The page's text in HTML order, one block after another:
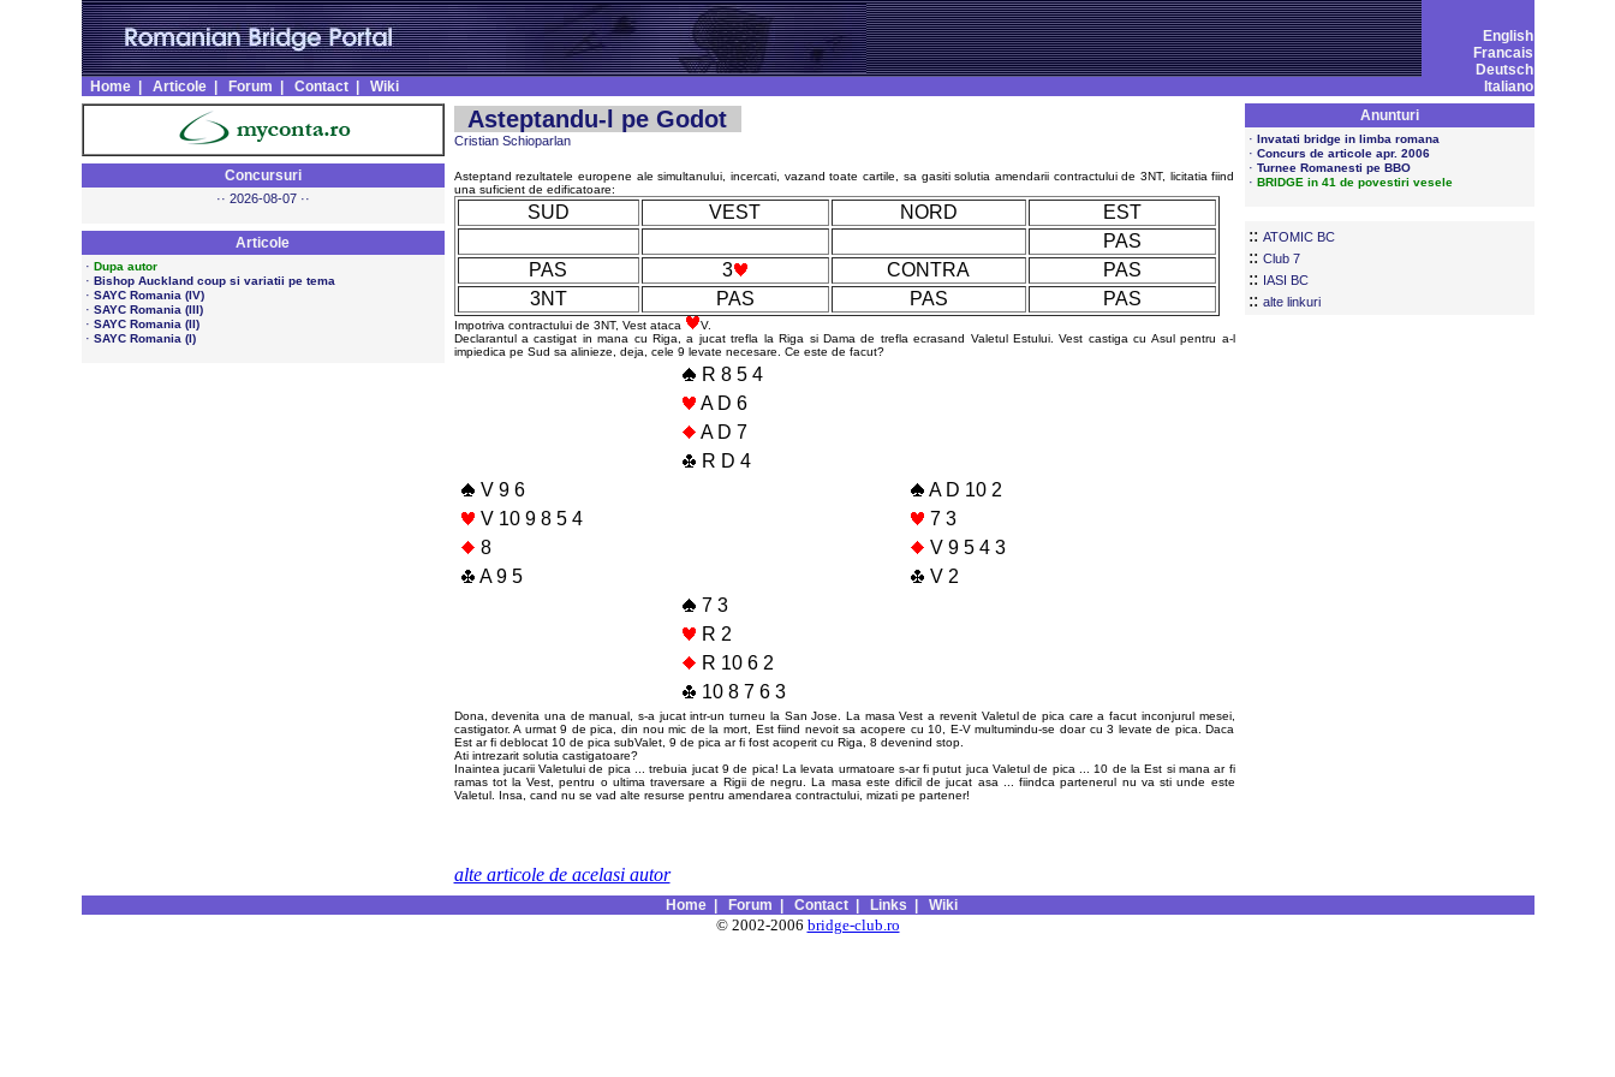
English
Francais
Deutsch
Italiano
Home| Articole| Forum Contact| Wiki
Concursuri
·· 2026-08-07 ··
Articole
· Dupa autor
· Bishop Auckland coup si variatii pe tema
· SAYC Romania (IV)
· SAYC Romania (III)
· SAYC Romania (II)
· SAYC Romania (I)
Asteptandu-l pe Godot
Cristian Schioparlan
Asteptand rezultatele europene ale simultanului, incercati, vazand toate cartile, sa gasiti solutia amendarii contractului de 3NT, licitatia fiind
una suficient de edificatoare:
SUD VEST NORD
EST
PAS
PAS
3 CONTRA
PAS
3NT
PAS PAS PAS
Impotriva contractului de 3NT, Vest ataca
V.
Declarantul a castigat in mana cu Riga, a jucat trefla la Riga si Dama de trefla ecrasand Valetul Estului. Vest castiga cu Asul pentru a-l
impiedica pe Sud sa alinieze, deja, cele 9 levate necesare. Ce este de facut?
R 8 5 4
A D 6
A D 7
R D 4
V 9 6
A D 10 2
V 10 9 8 5 4
7 3
8
V 9 5 4 3
A 9 5
V 2
7 3
R 2
R 10 6 2
10 8 7 6 3
Dona, devenita una de manual, s-a jucat intr-un turneu la San Jose. La masa Vest a revenit Valetul de pica care a facut inconjurul mesei,
castigator. A urmat 9 de pica, din nou mic de la mort, Est fiind nevoit sa acopere cu 10, E-V multumindu-se doar cu 3 levate de pica. Daca
Est ar fi deblocat 10 de pica subValet, 9 de pica ar fi fost acoperit cu Riga, 8 devenind stop.
Ati intrezarit solutia castigatoare?
Inaintea jucarii Valetului de pica ... trebuia jucat 9 de pica! La levata urmatoare s-ar fi putut juca Valetul de pica ... 10 de la Est si mana ar fi
ramas tot la Vest, pentru o ultima traversare a Rigii de negru. La masa este dificil de jucat asa ... fiindca partenerul nu va sti unde este
Valetul. Insa, cand nu se vad alte resurse pentru amendarea contractului, mizati pe partener!
alte articole de acelasi autor
Anunturi
· Invatati bridge in limba romana
· Concurs de articole apr. 2006
· Turnee Romanesti pe BBO
· BRIDGE in 41 de povestiri vesele
:: ATOMIC BC
:: Club 7
:: IASI BC
:: alte linkuri
Home| Forum Contact| Links Wiki
© 2002-2006 bridge-club.ro